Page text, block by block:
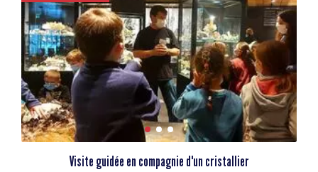
Visite guidée en compagnie d'un cristallier